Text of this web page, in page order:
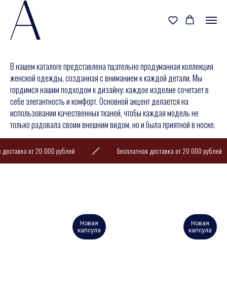
В нашем каталоге представлена тщательно продуманная коллекция
женской одежды, созданная с вниманием к каждой детали. Мы
гордимся нашим подходом к дизайну: каждое изделие сочетает в
себе элегантность и комфорт. Основной акцент делается на
использовании качественных тканей, чтобы каждая модель не
только радовала своим внешним видом, но и была приятной в носке.
от 20 000 рублей Бесплатная доставка от 20 000 рублей
Новая
капсула
Новая
капсула